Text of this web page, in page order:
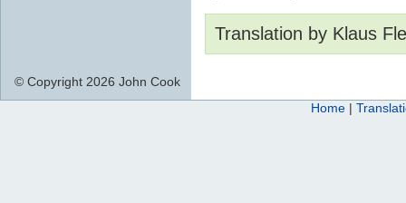
Translation by Klaus
© Copyright 2026 John Cook
Home |